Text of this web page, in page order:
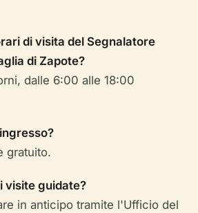
di visita del Segnalatore
di Zapote?
dalle 6:00 alle 18:00
gratuito.
visite guidate?
in anticipo tramite l'Ufficio del